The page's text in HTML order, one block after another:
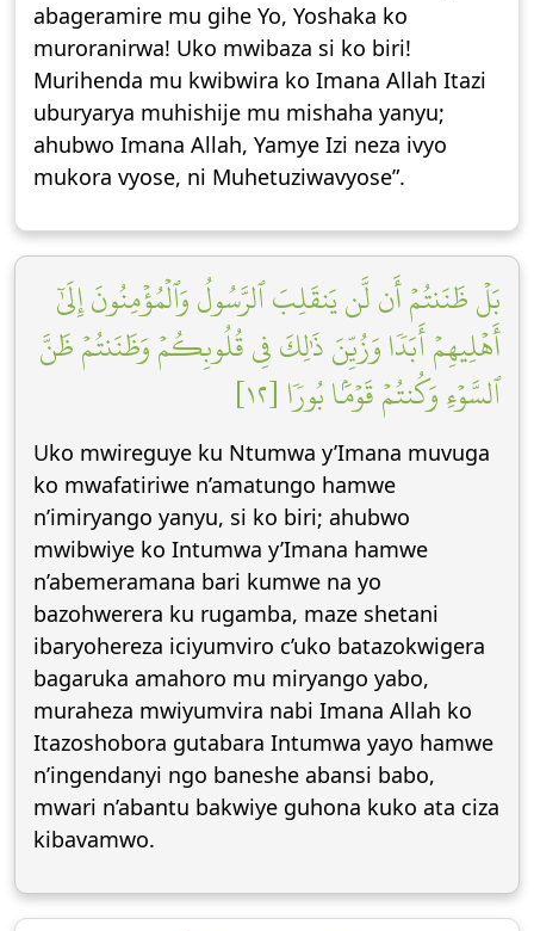
abageramire mu gihe Yo, Yoshaka ko
muroranirwa! Uko mwibaza si ko biri!
Murihenda mu kwibwira ko Imana Allah Itazi
uburyarya muhishije mu mishaha yanyu;
ahubwo Imana Allah, Yamye Izi neza ivyo
mukora vyose, ni Muhetuziwavyose”.
بَلۡ ظَنَنتُمۡ أَن لَّن يَنقَلِبَ ٱلرَّسُولُ وَٱلۡمُؤۡمِنُونَ إِلَىٰٓ
أَهۡلِيهِمۡ أَبَدٗا وَزُيِّنَ ذَٰلِكَ فِي قُلُوبِكُمۡ وَظَنَنتُمۡ ظَنَّ
ٱلسَّوۡءِ وَكُنتُمۡ قَوۡمَۢا بُورٗا [١٢]
Uko mwireguye ku Ntumwa y’Imana muvuga
ko mwafatiriwe n’amatungo hamwe
n’imiryango yanyu, si ko biri; ahubwo
mwibwiye ko Intumwa y’Imana hamwe
n’abemeramana bari kumwe na yo
bazohwerera ku rugamba, maze shetani
ibaryohereza iciyumviro c’uko batazokwigera
bagaruka amahoro mu miryango yabo,
muraheza mwiyumvira nabi Imana Allah ko
Itazoshobora gutabara Intumwa yayo hamwe
n’ingendanyi ngo baneshe abansi babo,
mwari n’abantu bakwiye guhona kuko ata ciza
kibavamwo.